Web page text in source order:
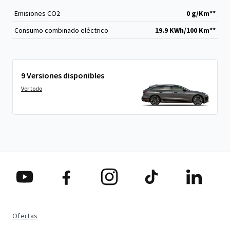
Emisiones CO2
0 g/Km**
Consumo combinado eléctrico
19.9 KWh/100 Km**
9 Versiones disponibles
Ver todo
Ofertas